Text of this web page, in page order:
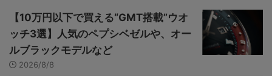
【10万円以下で買える“GMT搭載”ウオ
ッチ3選】人気のペプシベゼルや、オー
ルブラックモデルなど
2026/8/8